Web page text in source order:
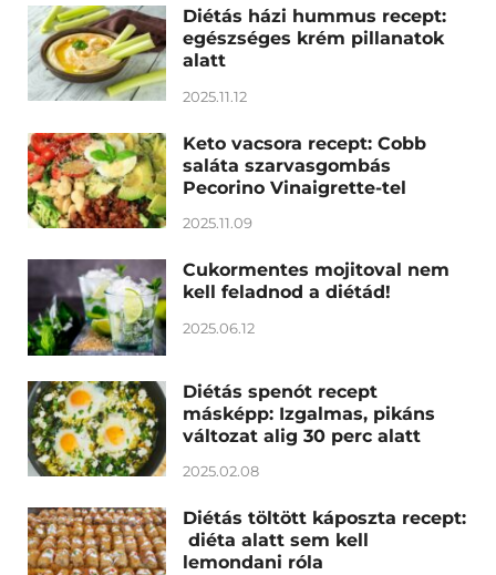
Diétás házi hummus recept:
egészséges krém pillanatok
alatt
2025.11.12
Keto vacsora recept: Cobb
saláta szarvasgombás
Pecorino Vinaigrette-tel
2025.11.09
Cukormentes mojitoval nem
kell feladnod a diétád!
2025.06.12
Diétás spenót recept
másképp: Izgalmas, pikáns
változat alig 30 perc alatt
2025.02.08
Diétás töltött káposzta recept:
diéta alatt sem kell
lemondani róla